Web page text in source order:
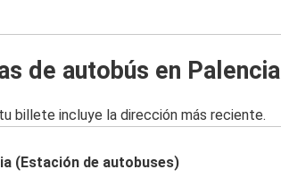
de autobús en Palencia
billete incluye la dirección más reciente.
(Estación de autobuses)